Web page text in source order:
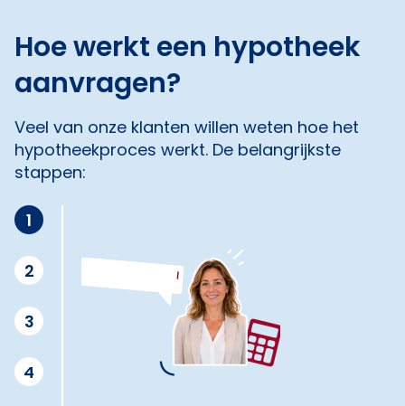
Hoe werkt een hypotheek
aanvragen?
Veel van onze klanten willen weten hoe het
hypotheekproces werkt. De belangrijkste
stappen:
1
2
3
4